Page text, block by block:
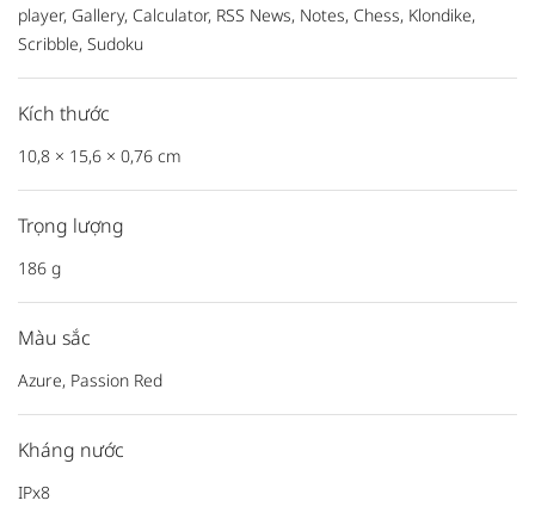
player, Gallery, Calculator, RSS News, Notes, Chess, Klondike,
Scribble, Sudoku
Kích thước
10,8 × 15,6 × 0,76 cm
Trọng lượng
186 g
Màu sắc
Azure, Passion Red
Kháng nước
IPx8